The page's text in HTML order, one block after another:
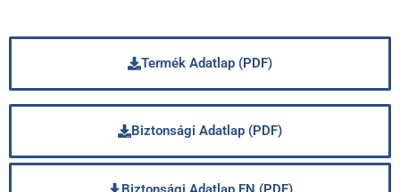
Termék Adatlap (PDF)
Biztonsági Adatlap (PDF)